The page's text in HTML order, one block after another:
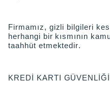
Firmamız, gizli bilgileri
herhangi bir kısmının
taahhüt etmektedir.
KREDİ KARTI GÜVENLİĞİ